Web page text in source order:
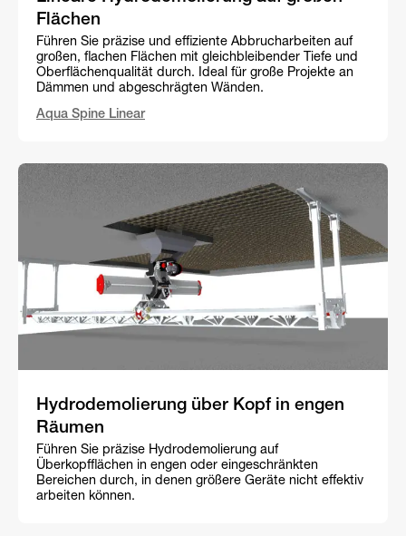
Flächen
Führen Sie präzise und effiziente Abbrucharbeiten auf
großen, flachen Flächen mit gleichbleibender Tiefe und
Oberflächenqualität durch. Ideal für große Projekte an
Dämmen und abgeschrägten Wänden.
Aqua Spine Linear
Hydrodemolierung über Kopf in engen
Räumen
Führen Sie präzise Hydrodemolierung auf
Überkopfflächen in engen oder eingeschränkten
Bereichen durch, in denen größere Geräte nicht effektiv
arbeiten können.